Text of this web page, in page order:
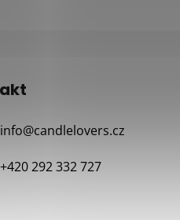
info@candlelovers.cz
+420 292 332 727